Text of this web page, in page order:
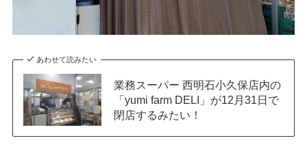
あわせて読みたい
業務スーパー 西明石小久保店内の
「yumi farm DELI」が12月31日で
閉店するみたい！